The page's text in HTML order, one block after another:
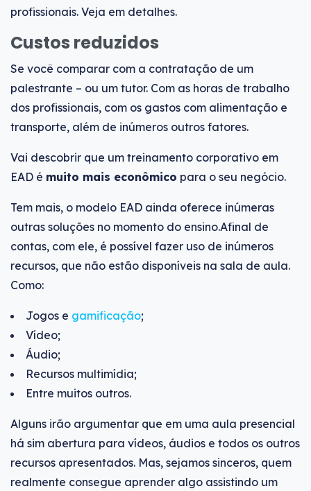
profissionais. Veja em detalhes.
Custos reduzidos
Se você comparar com a contratação de um
palestrante – ou um tutor. Com as horas de trabalho
dos profissionais, com os gastos com alimentação e
transporte, além de inúmeros outros fatores.
Vai descobrir que um treinamento corporativo em
EAD é muito mais econômico para o seu negócio.
Tem mais, o modelo EAD ainda oferece inúmeras
outras soluções no momento do ensino.Afinal de
contas, com ele, é possível fazer uso de inúmeros
recursos, que não estão disponíveis na sala de aula.
Como:
Jogos e gamificação;
Vídeo;
Áudio;
Recursos multimídia;
Entre muitos outros.
Alguns irão argumentar que em uma aula presencial
há sim abertura para vídeos, áudios e todos os outros
recursos apresentados. Mas, sejamos sinceros, quem
realmente consegue aprender algo assistindo um